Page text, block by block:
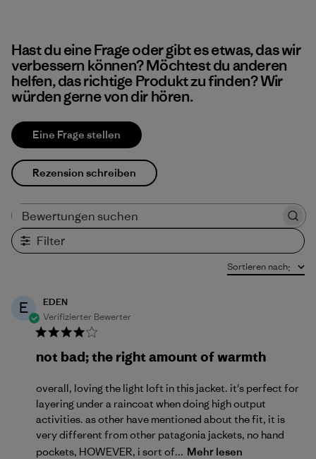
Hast du eine Frage oder gibt es etwas, das wir
verbessern können? Möchtest du anderen
helfen, das richtige Produkt zu finden? Wir
würden gerne von dir hören.
Eine Frage stellen
Rezension schreiben
Filter
Sortieren nach:
E
EDEN
Verifizierter Bewerter
not bad; the right amount of warmth
overall, loving the light loft in this jacket. it's perfect for
layering under a raincoat when doing high output
activities. as other have mentioned about the fit, it is
very different from other patagonia jackets, no hand
pockets, HOWEVER, i sort of... Mehr lesen